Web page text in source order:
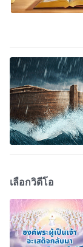
เลือกวิดีโอ